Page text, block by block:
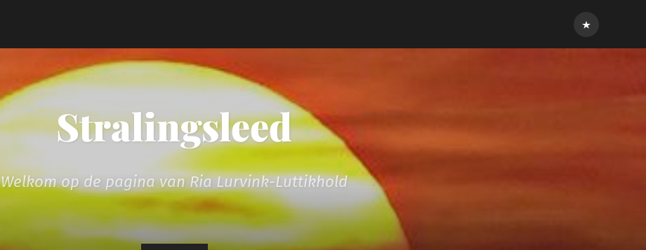
Inloggen
Stralingsleed
Welkom op de pagina van Ria Lurvink-Luttikhold